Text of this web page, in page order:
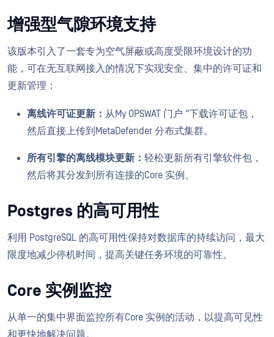
增强型气隙环境支持
该版本引入了一套专为空气屏蔽或高度受限环境设计的功
能，可在无互联网接入的情况下实现安全、集中的许可证和
更新管理：
离线许可证更新： 从My OPSWAT 门户 "下载许可证包，
然后直接上传到MetaDefender 分布式集群。
所有引擎的离线模块更新： 轻松更新所有引擎软件包，
然后将其分发到所有连接的Core 实例。
Postgres 的高可用性
利用 PostgreSQL 的高可用性保持对数据库的持续访问，最大
限度地减少停机时间，提高关键任务环境的可靠性。
Core 实例监控
从单一的集中界面监控所有Core 实例的活动，以提高可见性
和更快地解决问题。